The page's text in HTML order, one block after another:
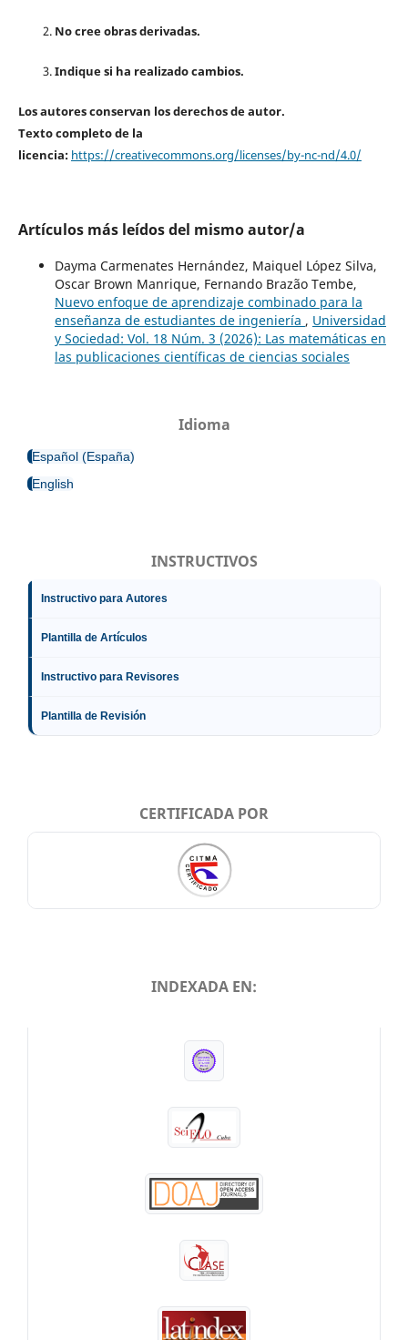
No cree obras derivadas.
Indique si ha realizado cambios.
Los autores conservan los derechos de autor.
Texto completo de la
licencia: https://creativecommons.org/licenses/by-nc-nd/4.0/
Artículos más leídos del mismo autor/a
Dayma Carmenates Hernández, Maiquel López Silva,
Oscar Brown Manrique, Fernando Brazão Tembe,
Nuevo enfoque de aprendizaje combinado para la
enseñanza de estudiantes de ingeniería , Universidad
y Sociedad: Vol. 18 Núm. 3 (2026): Las matemáticas en
las publicaciones científicas de ciencias sociales
Idioma
Español (España)
English
INSTRUCTIVOS
Instructivo para Autores
Plantilla de Artículos
Instructivo para Revisores
Plantilla de Revisión
CERTIFICADA POR
INDEXADA EN: